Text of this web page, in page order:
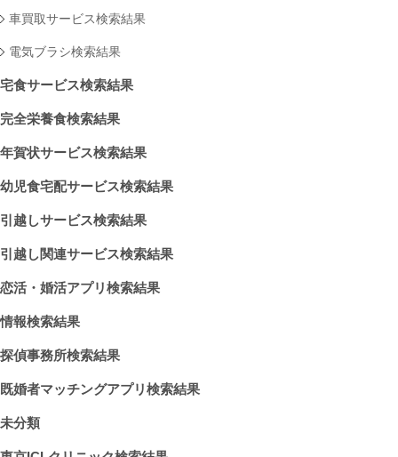
車買取サービス検索結果
電気ブラシ検索結果
宅食サービス検索結果
完全栄養食検索結果
年賀状サービス検索結果
幼児食宅配サービス検索結果
引越しサービス検索結果
引越し関連サービス検索結果
恋活・婚活アプリ検索結果
情報検索結果
探偵事務所検索結果
既婚者マッチングアプリ検索結果
未分類